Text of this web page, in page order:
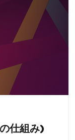
仕組み)